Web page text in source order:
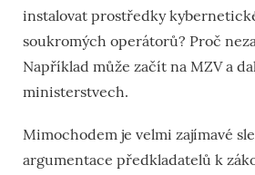
instalovat prostředky
soukromých operátorů? Proč
Například může začít na MZV a
ministerstvech.
Mimochodem je velmi zajímavé
argumentace předkladatelů k